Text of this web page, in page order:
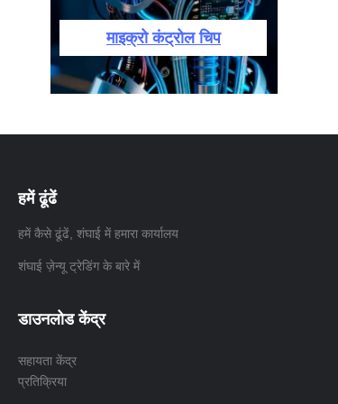
माइक्रो कंट्रोल चिप
हमें ढूंढें
हमें कैसे ढूंढें, शंघाई में हमारा कार्यालय
शंघाई ज़ेन्यू ट्रेडिंग के बारे में
डाउनलोड केंद्र
सहायता केंद्र
प्रतिक्रिया
HIN